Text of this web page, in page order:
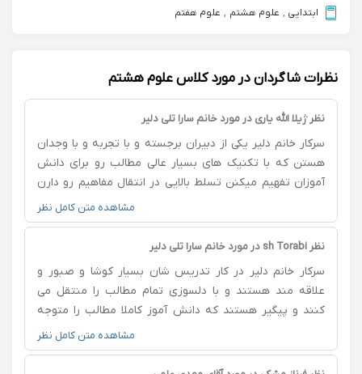
ابتدایی , علوم هشتم , علوم هفتم
نظرات شاگردان در مورد کلاس علوم هشتم
نظر ژیلا الله یاری در مورد خانم سارا تلی دلیر
سرکار خانم دلیر یکی از دبیران برجسته و با تجربه و با وجدان
هستن که با تکنیک های بسیار عالی مطالب رو برای دانش
آموزان تفهیم میکنن تسلط بالایی در انتقال مفاهیم رو دارن
کارشون واقعا در حد تیزهوشانه و مطالب رو به صورت تفهیمی
با بچه ها کار میکنن کلاسشون به صورت تعاملی و دو طرفه و
مشارکتی برگزار میشه. بسیار خوش اخلاق ، باسواد و با تجربه
رضایت کامل از کارو اخلاقشون داشتن . آرزوی موفقیت
براشون دارم
مشاهده متن کامل نظر
نظر sh Torabi در مورد خانم سارا تلی دلیر
سرکار خانم دلیر در کار تدریس شان بسیار کوشا و صبور و
علاقه مند هستند و با دلسوزی تمام مطالب را منتقل می
کنند و پیگیر هستند که دانش آموز کاملا مطالب را متوجه
شود و با آزمایشات عملی مناسب مفاهیم را کامل منتقل می
کنند.سطح تدریس شان را هم با توجه به سطح و نیازهای
دانش آموز تنظیم می کنند. بنده از نحوه تدریس ایشان
مشاهده متن کامل نظر